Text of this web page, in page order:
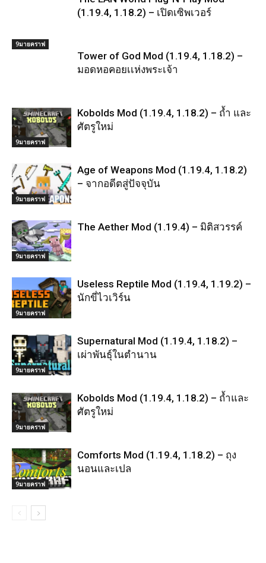
(1.19.4, 1.18.2) – เปิดเซิพเวอร์
9มายคราฟ
Tower of God Mod (1.19.4, 1.18.2) –
มอดหอคอยเเห่งพระเจ้า
9มายคราฟ
Kobolds Mod (1.19.4, 1.18.2) – ถ้ำ และ
ศัตรูใหม่
9มายคราฟ
Age of Weapons Mod (1.19.4, 1.18.2)
– จากอดีตสู่ปัจจุบัน
9มายคราฟ
The Aether Mod (1.19.4) – มิติสวรรค์
9มายคราฟ
Useless Reptile Mod (1.19.4, 1.19.2) –
นักขี่ไวเวิร์น
9มายคราฟ
Supernatural Mod (1.19.4, 1.18.2) –
เผ่าพันธุ์ในตำนาน
9มายคราฟ
Kobolds Mod (1.19.4, 1.18.2) – ถ้ำและ
ศัตรูใหม่
9มายคราฟ
Comforts Mod (1.19.4, 1.18.2) – ถุง
นอนและเปล